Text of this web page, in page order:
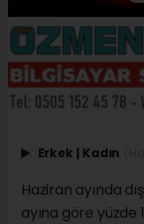
Erkek | Kadın
Haziran ayında
ayına göre